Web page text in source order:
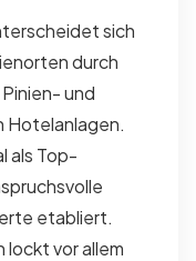
sich
durch
und
Hotelanlagen.
als Top-
etabliert.
lockt vor allem